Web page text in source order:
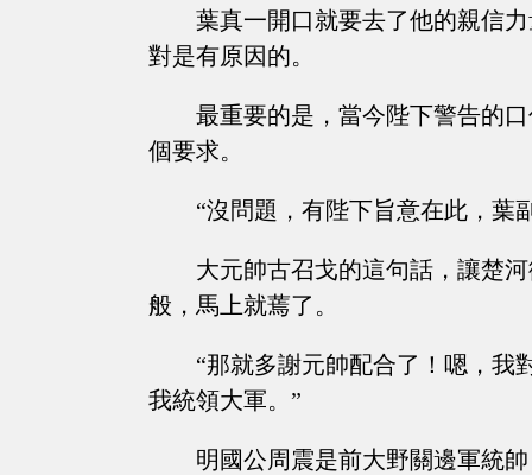
葉真一開口就要去了他的親信
對是有原因的。
最重要的是，當今陛下警告的
個要求。
“沒問題，有陛下旨意在此，葉
大元帥古召戈的這句話，讓楚
般，馬上就蔫了。
“那就多謝元帥配合了！嗯，我
我統領大軍。”
明國公周震是前大野關邊軍統